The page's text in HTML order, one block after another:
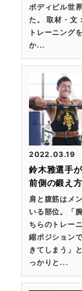
ボディビル世
た。 取材・文
トレーニング
か...
2022.03.19
鈴木雅選手
前側の鍛え方
肩と腹筋はメ
いる部位。「
ちらのトレー
縮ポジション
きてしまう」
っかりと...